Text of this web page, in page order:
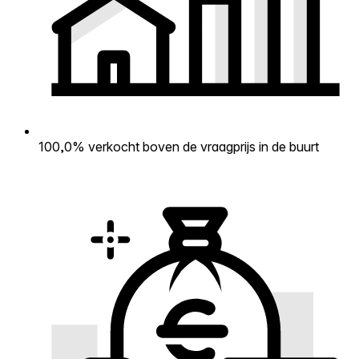
100,0% verkocht boven de vraagprijs in de buurt